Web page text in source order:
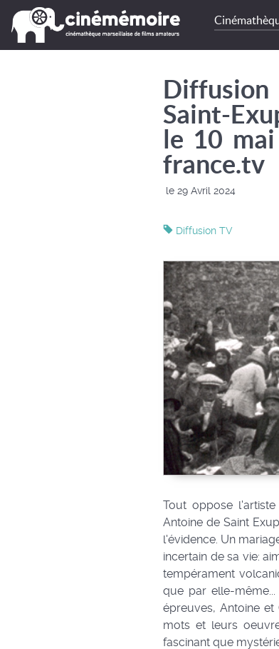
Saint-
le 10
france.tv
le 29 Avril 2024
Diffusion TV
Tout oppose
Antoine de Saint
l'évidence. Un
incertain de sa vie:
tempérament
que par elle-
épreuves, Antoine
mots et leurs
fascinant que